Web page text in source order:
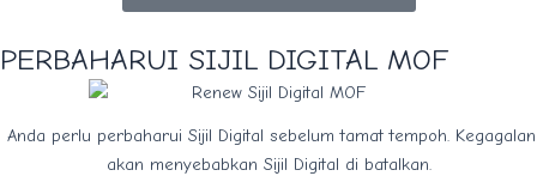
PERBAHARUI SIJIL DIGITAL MOF
Anda perlu perbaharui Sijil Digital sebelum tamat tempoh. Kegagalan
akan menyebabkan Sijil Digital di batalkan.